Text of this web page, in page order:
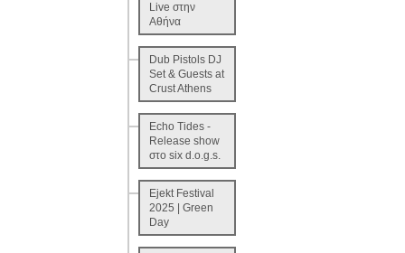
Live στην
Αθήνα
Dub Pistols DJ
Set & Guests at
Crust Athens
Echo Tides -
Release show
στο six d.o.g.s.
Ejekt Festival
2025 | Green
Day